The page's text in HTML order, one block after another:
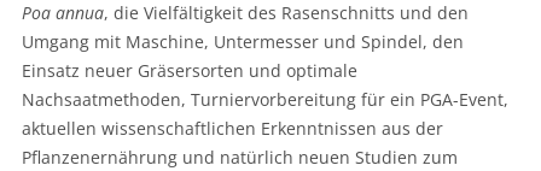
Poa annua, die Vielfältigkeit des Rasenschnitts und den
Umgang mit Maschine, Untermesser und Spindel, den
Einsatz neuer Gräsersorten und optimale
Nachsaatmethoden, Turniervorbereitung für ein PGA-Event,
aktuellen wissenschaftlichen Erkenntnissen aus der
Pflanzenernährung und natürlich neuen Studien zum